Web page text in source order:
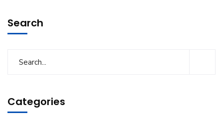
Search
Categories